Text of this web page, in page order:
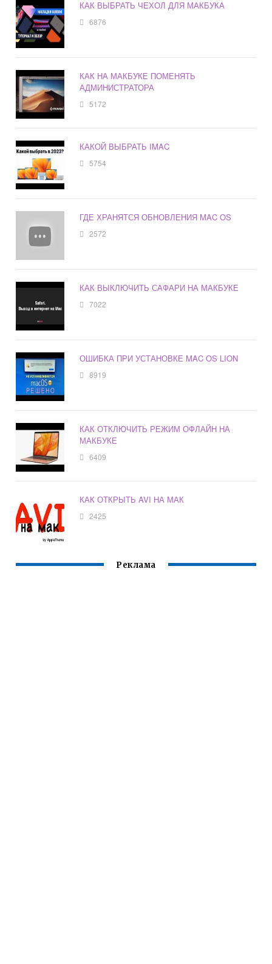
КАК ВЫБРАТЬ ЧЕХОЛ ДЛЯ МАКБУКА
6876
КАК НА МАКБУКЕ ПОМЕНЯТЬ
АДМИНИСТРАТОРА
5172
КАКОЙ ВЫБРАТЬ IMAC
5754
ГДЕ ХРАНЯТСЯ ОБНОВЛЕНИЯ MAC OS
2572
КАК ВЫКЛЮЧИТЬ САФАРИ НА МАКБУКЕ
7022
ОШИБКА ПРИ УСТАНОВКЕ MAC OS LION
8919
КАК ОТКЛЮЧИТЬ РЕЖИМ ОФЛАЙН НА
МАКБУКЕ
6409
КАК ОТКРЫТЬ AVI НА МАК
2425
Реклама